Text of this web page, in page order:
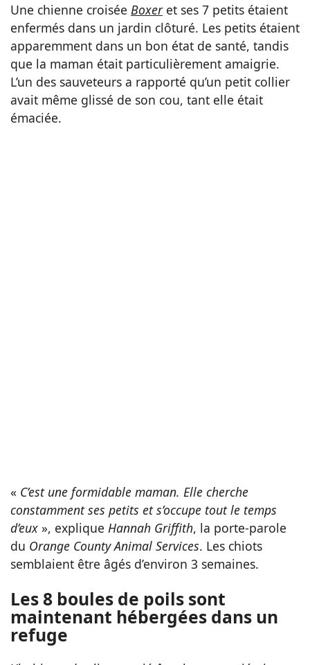
Une chienne croisée Boxer et ses 7 petits étaient
enfermés dans un jardin clôturé. Les petits étaient
apparemment dans un bon état de santé, tandis
que la maman était particulièrement amaigrie.
L’un des sauveteurs a rapporté qu’un petit collier
avait même glissé de son cou, tant elle était
émaciée.
« C’est une formidable maman. Elle cherche
constamment ses petits et s’occupe tout le temps
d’eux », explique Hannah Griffith, la porte-parole
du Orange County Animal Services. Les chiots
semblaient être âgés d’environ 3 semaines.
Les 8 boules de poils sont
maintenant hébergées dans un
refuge